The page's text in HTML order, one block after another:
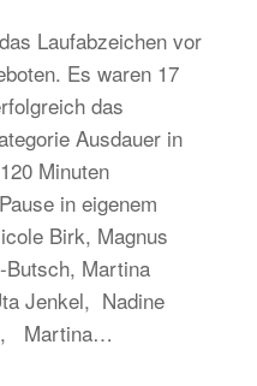
Laufabzeichen vor
Es waren 17
das
Ausdauer in
Minuten
in eigenem
Birk, Magnus
Butsch, Martina
Jenkel, Nadine
Martina…